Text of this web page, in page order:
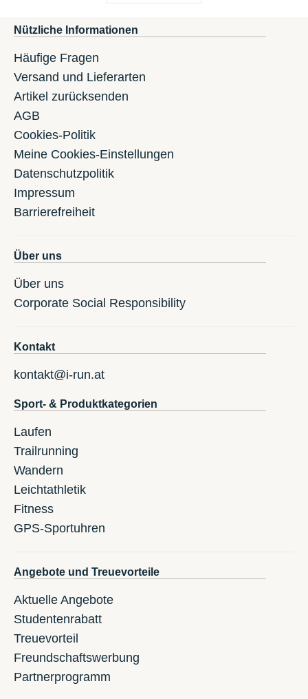
Nützliche Informationen
Häufige Fragen
Versand und Lieferarten
Artikel zurücksenden
AGB
Cookies-Politik
Meine Cookies-Einstellungen
Datenschutzpolitik
Impressum
Barrierefreiheit
Über uns
Über uns
Corporate Social Responsibility
Kontakt
kontakt@i-run.at
Sport- & Produktkategorien
Laufen
Trailrunning
Wandern
Leichtathletik
Fitness
GPS-Sportuhren
Angebote und Treuevorteile
Aktuelle Angebote
Studentenrabatt
Treuevorteil
Freundschaftswerbung
Partnerprogramm